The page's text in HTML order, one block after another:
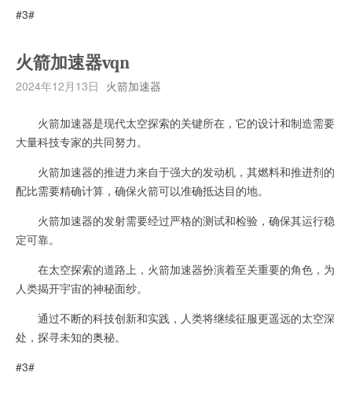
#3#
火箭加速器vqn
2024年12月13日 火箭加速器
火箭加速器是现代太空探索的关键所在，它的设计和制造需要
大量科技专家的共同努力。
火箭加速器的推进力来自于强大的发动机，其燃料和推进剂的
配比需要精确计算，确保火箭可以准确抵达目的地。
火箭加速器的发射需要经过严格的测试和检验，确保其运行稳
定可靠。
在太空探索的道路上，火箭加速器扮演着至关重要的角色，为
人类揭开宇宙的神秘面纱。
通过不断的科技创新和实践，人类将继续征服更遥远的太空深
处，探寻未知的奥秘。
#3#